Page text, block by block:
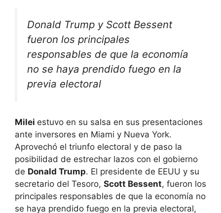
Donald Trump y Scott Bessent
fueron los principales
responsables de que la economía
no se haya prendido fuego en la
previa electoral
Milei estuvo en su salsa en sus presentaciones
ante inversores en Miami y Nueva York.
Aprovechó el triunfo electoral y de paso la
posibilidad de estrechar lazos con el gobierno
de Donald Trump. El presidente de EEUU y su
secretario del Tesoro, Scott Bessent, fueron los
principales responsables de que la economía no
se haya prendido fuego en la previa electoral,